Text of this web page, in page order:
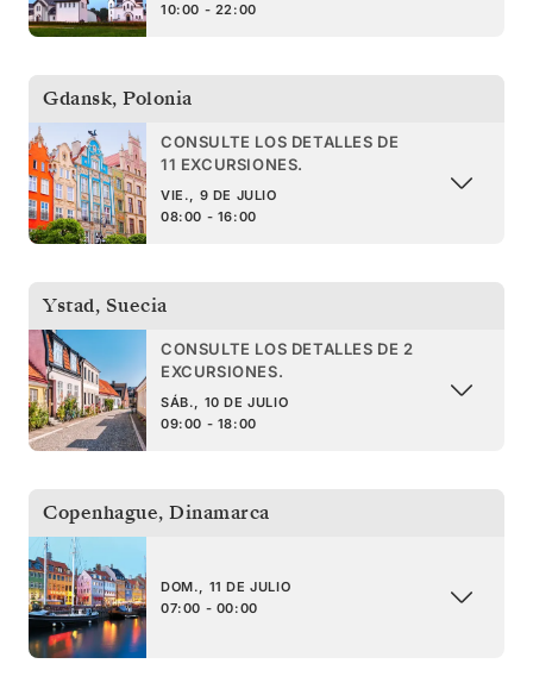
10:00 - 22:00
Gdansk, Polonia
CONSULTE LOS DETALLES DE
11 EXCURSIONES.
VIE., 9 DE JULIO
08:00 - 16:00
Ystad, Suecia
CONSULTE LOS DETALLES DE 2
EXCURSIONES.
SÁB., 10 DE JULIO
09:00 - 18:00
Copenhague, Dinamarca
DOM., 11 DE JULIO
07:00 - 00:00